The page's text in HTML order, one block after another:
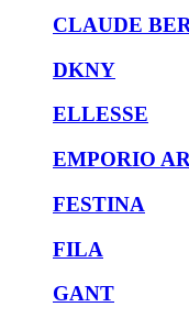
CLAUDE
DKNY
ELLESSE
EMPORIO
FESTINA
FILA
GANT